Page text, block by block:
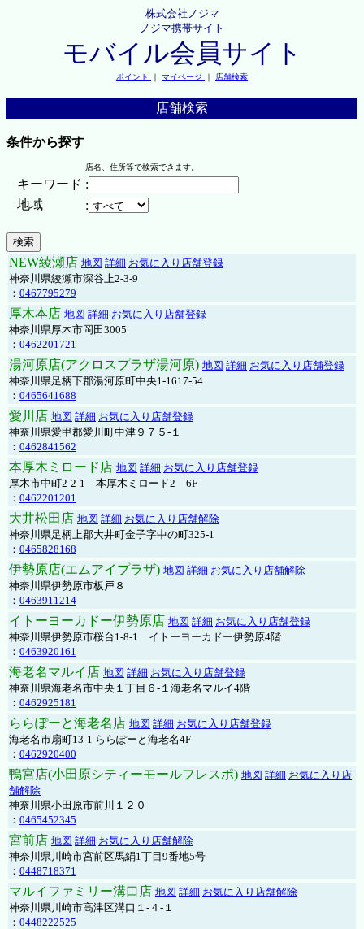
株式会社ノジマ
ノジマ携帯サイト
モバイル会員サイト
ポイント ｜ マイページ ｜ 店舗検索
店舗検索
条件から探す
店名、住所等で検索できます。
キーワード :
地域
:
NEW綾瀬店 地図 詳細 お気に入り店舗登録
神奈川県綾瀬市深谷上2-3-9
： 0467795279
厚木本店 地図 詳細 お気に入り店舗登録
神奈川県厚木市岡田3005
： 0462201721
湯河原店(アクロスプラザ湯河原) 地図 詳細 お気に入り店舗登録
神奈川県足柄下郡湯河原町中央1-1617-54
： 0465641688
愛川店 地図 詳細 お気に入り店舗登録
神奈川県愛甲郡愛川町中津９７５-１
： 0462841562
本厚木ミロード店 地図 詳細 お気に入り店舗登録
厚木市中町2-2-1 本厚木ミロード2 6F
： 0462201201
大井松田店 地図 詳細 お気に入り店舗解除
神奈川県足柄上郡大井町金子字中の町325-1
： 0465828168
伊勢原店(エムアイプラザ) 地図 詳細 お気に入り店舗解除
神奈川県伊勢原市板戸８
： 0463911214
イトーヨーカドー伊勢原店 地図 詳細 お気に入り店舗登録
神奈川県伊勢原市桜台1-8-1 イトーヨーカドー伊勢原4階
： 0463920161
海老名マルイ店 地図 詳細 お気に入り店舗登録
神奈川県海老名市中央１丁目６-１海老名マルイ4階
： 0462925181
ららぽーと海老名店 地図 詳細 お気に入り店舗登録
海老名市扇町13-1 ららぽーと海老名4F
： 0462920400
鴨宮店(小田原シティーモールフレスポ) 地図 詳細 お気に入り店
舗解除
神奈川県小田原市前川１２０
： 0465452345
宮前店 地図 詳細 お気に入り店舗解除
神奈川県川崎市宮前区馬絹1丁目9番地5号
： 0448718371
マルイファミリー溝口店 地図 詳細 お気に入り店舗解除
神奈川県川崎市高津区溝口１-４-１
： 0448222525